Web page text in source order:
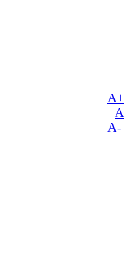
A+
A
A-